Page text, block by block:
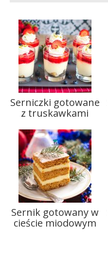
Serniczki gotowane
z truskawkami
Sernik gotowany w
cieście miodowym